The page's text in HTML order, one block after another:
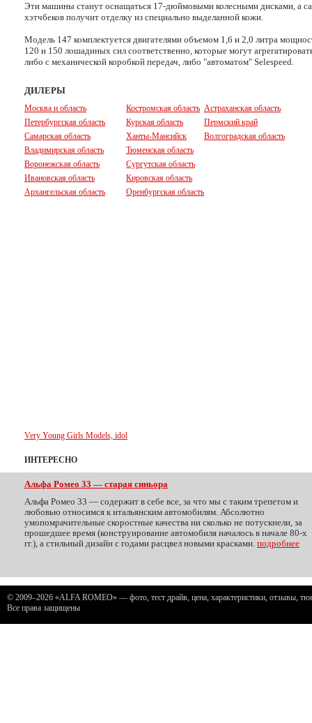
Эти машины станут оснащаться 17-дюймовыми колесными дисками, а
хэтчбеков получит отделку из специально выделанной кожи.
Модель 147 комплектуется двигателями объемом 1,6 и 2,0 литра
120 и 150 лошадиных сил соответственно, которые могут
либо с механической коробкой передач, либо "автоматом" Selespeed.
ДИЛЕРЫ
Москва и область
Петербургская область
Самарская область
Владимирская область
Воронежская область
Ивановская область
Архангельская область
Костромская область
Курская область
Ханты-Мансийск
Тюменская область
Сургутская область
Кировская область
Оренбургская область
Астраханская область
Пермский край
Волгоградская область
Very Young Girls Models, idol
ИНТЕРЕСНО
Альфа Ромео 33 — старая синьора
Альфа Ромео 33 — содержит в себе все, за что мы с таким трепетом и
любовью относимся к итальянским автомобилям. Абсолютно
умопомрачительные скоростные качества ни сколько не потускнели, за
прошедшее время (конструирование автомобиля началось в начале 80-х
гг.), а стильный дизайн с годами расцвел новыми красками. подробнее
© 2009–2026 «ALFA ROMEO» — фото, тест драйв, цена, характеристики, отзывы,
Все права защищены